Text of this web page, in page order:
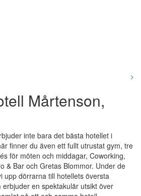
Mårtenson,
inte bara det bästa hotellet i
finner du även ett fullt utrustat gym, tre
för möten och middagar, Coworking,
& Bar och Gretas Blommor. Under de
upp dörrarna till hotellets översta
en spektakulär utsikt över